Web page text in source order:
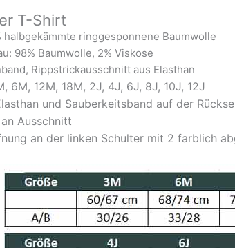
T-Shirt
halbgekämmte ringgesponnene Baumwolle
98% Baumwolle, 2% Viskose
Rippstrickausschnitt aus Elasthan
6M, 12M, 18M, 2J, 4J, 6J, 8J, 10J, 12J
und Sauberkeitsband auf der
Ausschnitt
an der linken Schulter mit 2 farblich